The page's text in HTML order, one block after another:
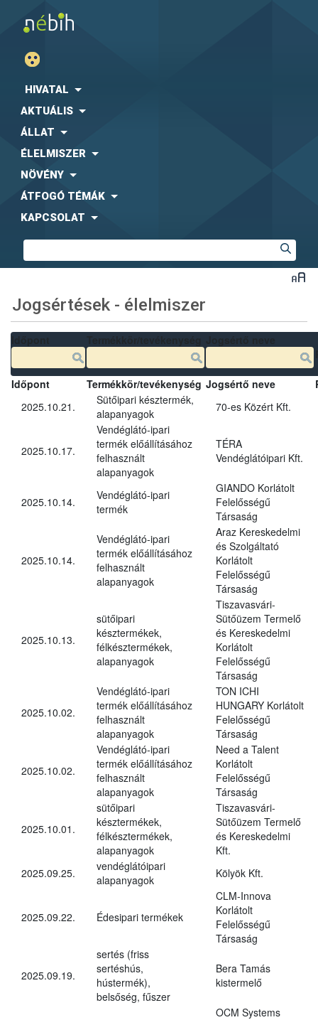
HIVATAL
AKTUÁLIS
ÁLLAT
ÉLELMISZER
NÖVÉNY
ÁTFOGÓ TÉMÁK
KAPCSOLAT
Jogsértések - élelmiszer
Időpont Termékkör/tevékenység Jogsértő neve
2025.10.21.
Sütőipari késztermék,
alapanyagok
70-es Közért Kft.
2025.10.17.
Vendéglátó-ipari
termék előállításához
felhasznált
alapanyagok
TÉRA
Vendéglátóipari Kft.
2025.10.14.
Vendéglátó-ipari
termék
GIANDO Korlátolt
Felelősségű
Társaság
2025.10.14.
Vendéglátó-ipari
termék előállításához
felhasznált
alapanyagok
Araz Kereskedelmi
és Szolgáltató
Korlátolt
Felelősségű
Társaság
2025.10.13.
sütőipari
késztermékek,
félkésztermékek,
alapanyagok
Tiszavasvári-
Sütőüzem Termelő
és Kereskedelmi
Korlátolt
Felelősségű
Társaság
2025.10.02.
Vendéglátó-ipari
termék előállításához
felhasznált
alapanyagok
TON ICHI
HUNGARY Korlátolt
Felelősségű
Társaság
2025.10.02.
Vendéglátó-ipari
termék előállításához
felhasznált
alapanyagok
Need a Talent
Korlátolt
Felelősségű
Társaság
2025.10.01.
sütőipari
késztermékek,
félkésztermékek,
alapanyagok
Tiszavasvári-
Sütőüzem Termelő
és Kereskedelmi
Kft.
2025.09.25.
vendéglátóipari
alapanyagok
Kölyök Kft.
2025.09.22. Édesipari termékek
CLM-Innova
Korlátolt
Felelősségű
Társaság
2025.09.19.
sertés (friss
sertéshús,
hústermék),
belsőség, fűszer
Bera Tamás
kistermelő
OCM Systems